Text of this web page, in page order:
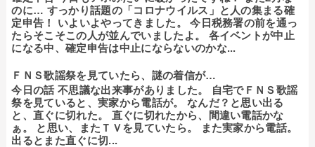
のに… すっかり話題の「コロナウイルス」と人の集まる確
定申告！ いよいよやってきました。 今日税務署の前を通っ
たらそこそこの人が並んでいましたよ。 各イベントが中止
になる中、確定申告は中止にならないのかな...
ＦＮＳ歌謡祭を見ていたら、謎の着信が…
今日の話 不思議な出来事がありました。 自宅でＦＮＳ歌謡
祭を見ていると、実家から電話が。 なんだ？と思い出る
と、直ぐに切れた。 直ぐに切れたから、間違い電話かな
ぁ。 と思い、またＴＶを見ていたら。 また実家から電話。
出るとまた直ぐに切...